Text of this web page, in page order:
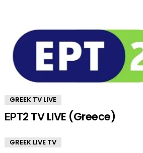
GREEK TV LIVE
ΕΡΤ2 TV LIVE (Greece)
GREEK LIVE TV